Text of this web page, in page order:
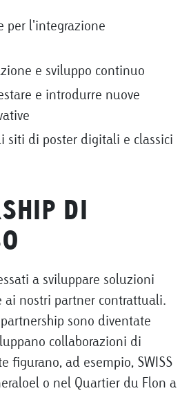
per l'integrazione
e sviluppo continuo
e introdurre nuove
siti di poster digitali e classici
DI
a sviluppare soluzioni
ai nostri partner contrattuali.
sono diventate
collaborazioni di
figurano, ad esempio, SWISS
o nel Quartier du Flon a